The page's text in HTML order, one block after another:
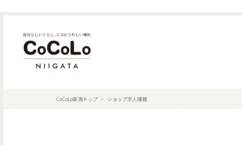
CoCoLo新潟トップ ショップ求人情報